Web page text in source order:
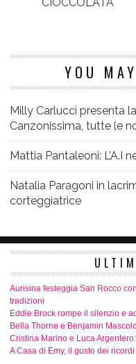
CIOCCOLATA
YOU
Milly Carlucci presenta
Canzonissima, tutte le
Mattia Pantaleoni: L’A.I
Natalia Paragoni in
corteggiatrice
Aurisina festeggia San Rocco
tradizioni
Eddie Brock rompe il silenzio e
Bella Thorne e Benjamin
Cristina Marino e Luca
A Casa di Emy, il gusto dei